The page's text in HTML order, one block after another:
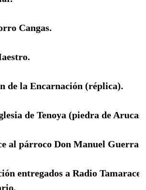
Cangas.
de la Encarnación (réplica).
de Tenoya (piedra de Arucas)
al párroco Don Manuel Guerra
entregados a Radio